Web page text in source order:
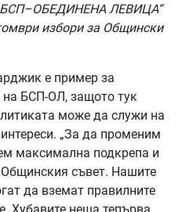
ЛЕВИЦА“
избори за Общински
е пример за
БСП-ОЛ, защото тук
може да служи на
„За да променим
максимална подкрепа и
Общинския съвет. Нашите
да вземат правилните
Хубавите неща тепърва